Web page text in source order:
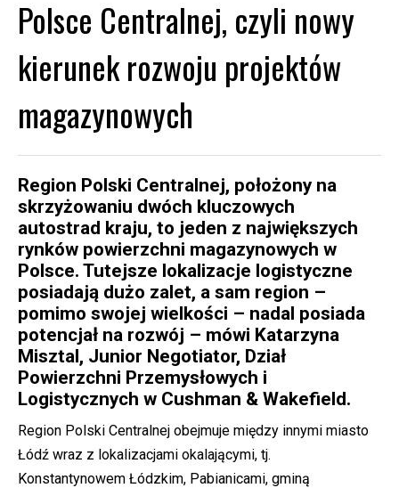
Polsce Centralnej, czyli nowy
kierunek rozwoju projektów
magazynowych
Region Polski Centralnej, położony na
skrzyżowaniu dwóch kluczowych
autostrad kraju, to jeden z największych
rynków powierzchni magazynowych w
Polsce. Tutejsze lokalizacje logistyczne
posiadają dużo zalet, a sam region –
pomimo swojej wielkości – nadal posiada
potencjał na rozwój – mówi Katarzyna
Misztal, Junior Negotiator, Dział
Powierzchni Przemysłowych i
Logistycznych w Cushman & Wakefield.
Region Polski Centralnej obejmuje między innymi miasto
Łódź wraz z lokalizacjami okalającymi, tj.
Konstantynowem Łódzkim, Pabianicami, gminą